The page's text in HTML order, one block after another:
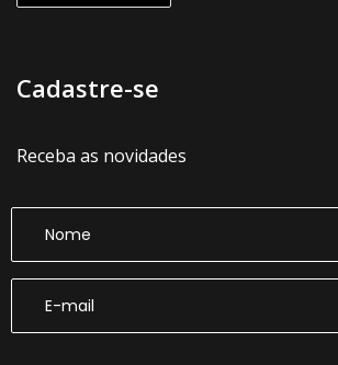
Cadastre-se
Receba as novidades